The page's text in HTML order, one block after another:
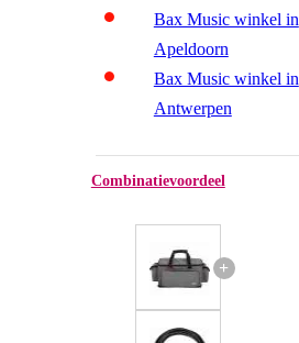
Bax Music winkel in
Apeldoorn
Bax Music winkel in
Antwerpen
Combinatievoordeel
+